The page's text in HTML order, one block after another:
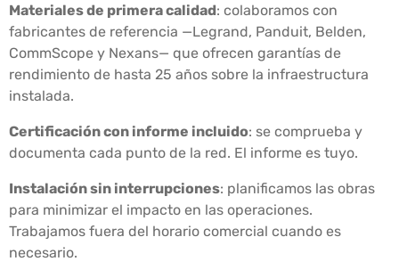
Materiales de primera calidad: colaboramos con
fabricantes de referencia —Legrand, Panduit, Belden,
CommScope y Nexans— que ofrecen garantías de
rendimiento de hasta 25 años sobre la infraestructura
instalada.
Certificación con informe incluido: se comprueba y
documenta cada punto de la red. El informe es tuyo.
Instalación sin interrupciones: planificamos las obras
para minimizar el impacto en las operaciones.
Trabajamos fuera del horario comercial cuando es
necesario.